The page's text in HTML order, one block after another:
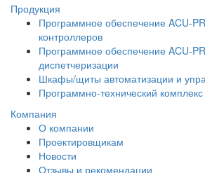
Продукция
Программное обеспечение ACU-
контроллеров
Программное обеспечение ACU-
диспетчеризации
Шкафы/щиты автоматизации и
Программно-технический
Компания
О компании
Проектировщикам
Новости
Отзывы и рекомендации